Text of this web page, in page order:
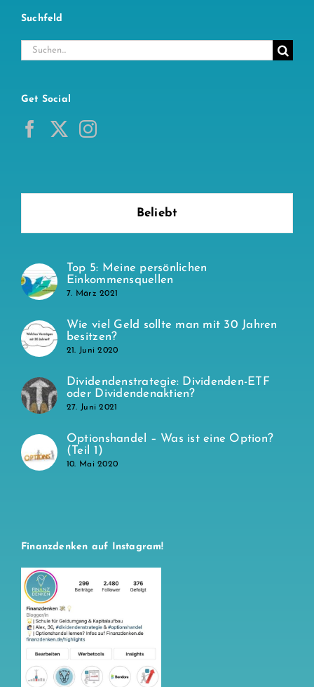
Suchfeld
Suche
Get Social
Beliebt
Top 5: Meine persönlichen
Einkommensquellen
7. März 2021
Wie viel Geld sollte man mit 30 Jahren
besitzen?
21. Juni 2020
Dividendenstrategie: Dividenden-ETF
oder Dividendenaktien?
27. Juni 2021
Optionshandel – Was ist eine Option?
(Teil 1)
10. Mai 2020
Finanzdenken auf Instagram!